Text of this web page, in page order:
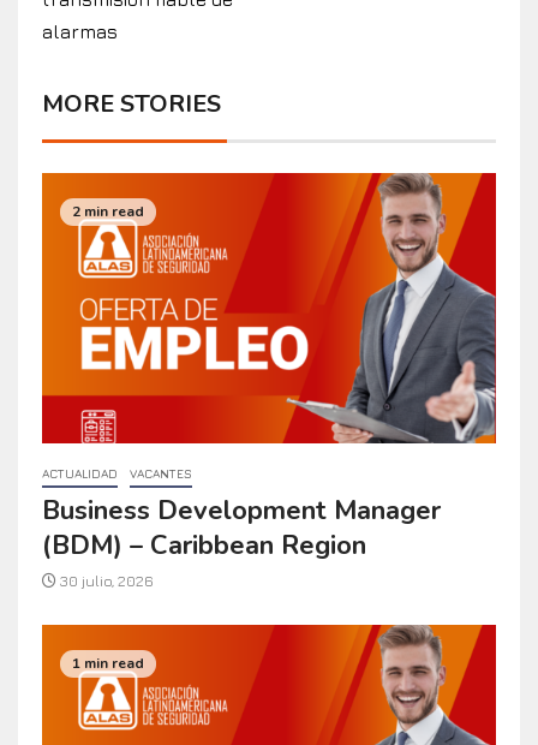
alarmas
MORE STORIES
2 min read
ACTUALIDAD VACANTES
Business Development Manager
(BDM) – Caribbean Region
30 julio, 2026
1 min read